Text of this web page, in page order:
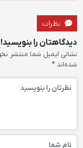
نظرات
دیدگاهتان را بنویسید!
نشانی ایمیل شما منتشر
شده‌اند *